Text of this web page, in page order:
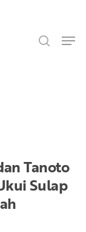
Sulap